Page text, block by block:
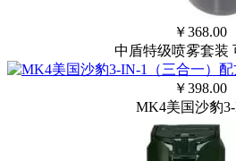
￥368.00
中盾特级喷雾套装
￥398.00
MK4美国沙豹